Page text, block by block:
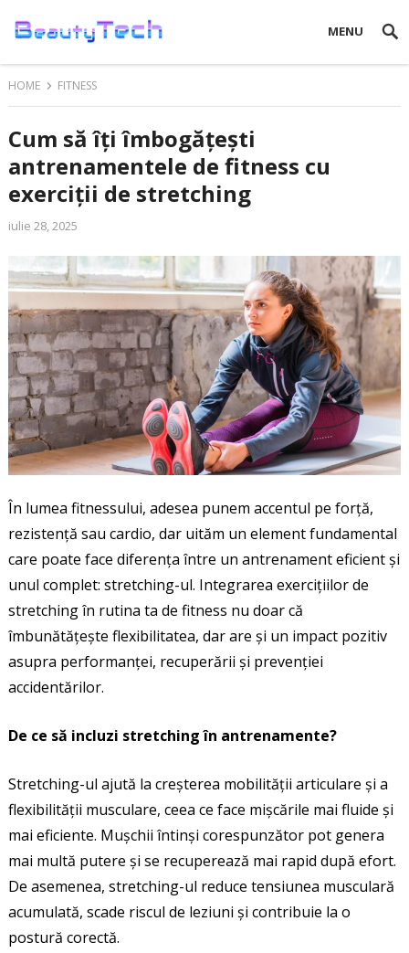
MENU
HOME FITNESS
Cum să îți îmbogățești
antrenamentele de fitness cu
exerciții de stretching
iulie 28, 2025
În lumea fitnessului, adesea punem accentul pe forță,
rezistență sau cardio, dar uităm un element fundamental
care poate face diferența între un antrenament eficient și
unul complet: stretching-ul. Integrarea exercițiilor de
stretching în rutina ta de fitness nu doar că
îmbunătățește flexibilitatea, dar are și un impact pozitiv
asupra performanței, recuperării și prevenției
accidentărilor.
De ce să incluzi stretching în antrenamente?
Stretching-ul ajută la creșterea mobilității articulare și a
flexibilității musculare, ceea ce face mișcările mai fluide și
mai eficiente. Mușchii întinși corespunzător pot genera
mai multă putere și se recuperează mai rapid după efort.
De asemenea, stretching-ul reduce tensiunea musculară
acumulată, scade riscul de leziuni și contribuie la o
postură corectă.